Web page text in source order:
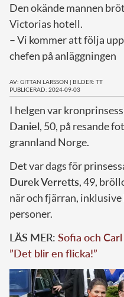
Den okände mannen
Victorias hotell.
– Vi kommer att följa
chefen på anläggningen
AV: GITTAN LARSSON | BILDER: TT
PUBLICERAD: 2024-09-03
I helgen var
Daniel, 50, på resande
grannland Norge.
Det var dags för
Durek Verretts, 49,
när och fjärran,
personer.
LÄS MER: Sofia och
”Det blir en flicka!”